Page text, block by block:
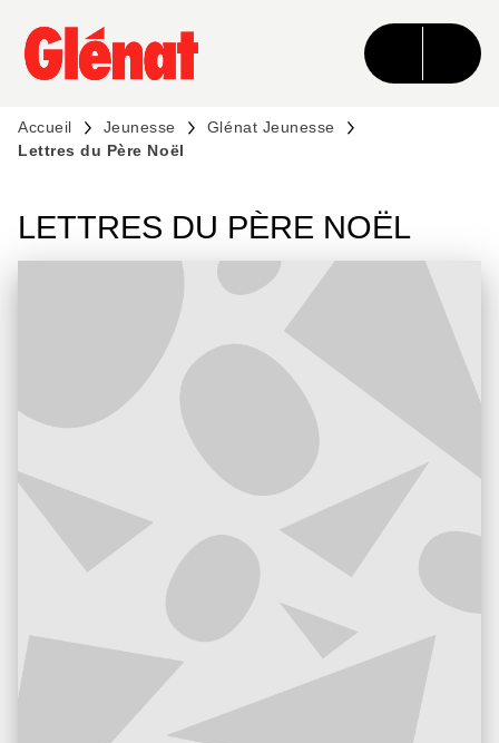
MENU RECHERCHE CONTENU
PIED DE PAGE
Accueil Jeunesse
Glénat Jeunesse
Lettres du Père Noël
LETTRES DU PÈRE NOËL